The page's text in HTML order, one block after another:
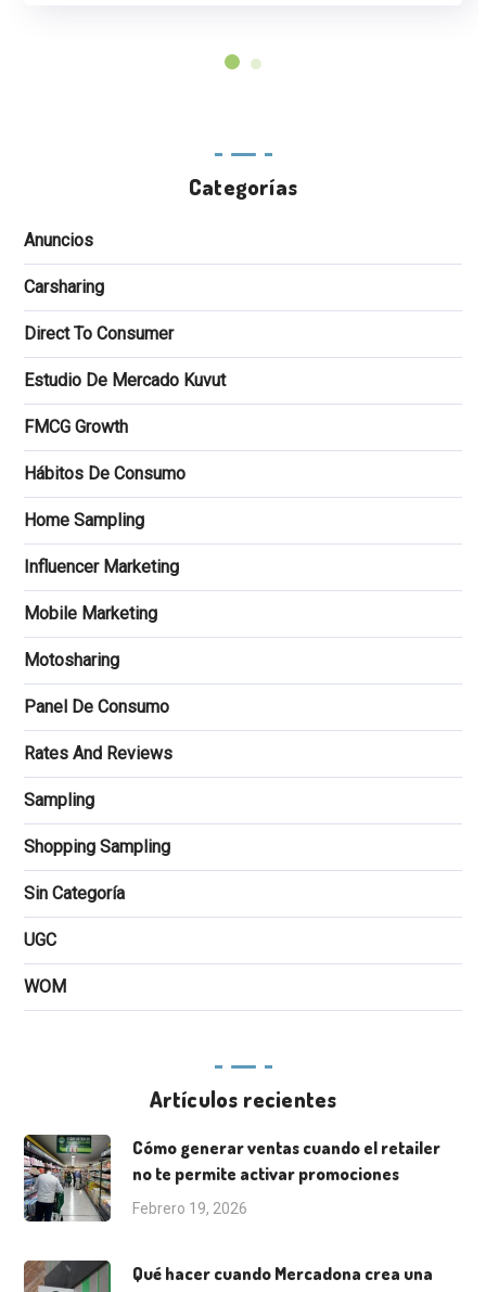
Categorías
Anuncios
Carsharing
Direct To Consumer
Estudio De Mercado Kuvut
FMCG Growth
Hábitos De Consumo
Home Sampling
Influencer Marketing
Mobile Marketing
Motosharing
Panel De Consumo
Rates And Reviews
Sampling
Shopping Sampling
Sin Categoría
UGC
WOM
Artículos recientes
Cómo generar ventas cuando el retailer
no te permite activar promociones
Febrero 19, 2026
Qué hacer cuando Mercadona crea una